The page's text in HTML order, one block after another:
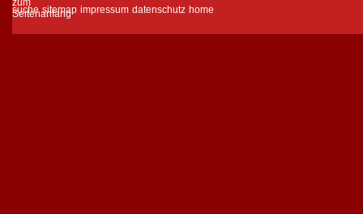
suche sitemap impressum datenschutz home